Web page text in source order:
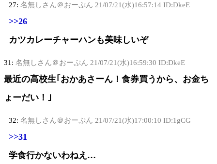
27: 名無しさん＠おーぷん 21/07/21(水)16:57:14 ID:DkeE
>>26
カツカレーチャーハンも美味しいぞ
31: 名無しさん＠おーぷん 21/07/21(水)16:59:30 ID:DkeE
最近の高校生｢おかあさーん！食券買うから、お金ち
ょーだい！｣
32: 名無しさん＠おーぷん 21/07/21(水)17:00:10 ID:1gCG
>>31
学食行かないわねえ…